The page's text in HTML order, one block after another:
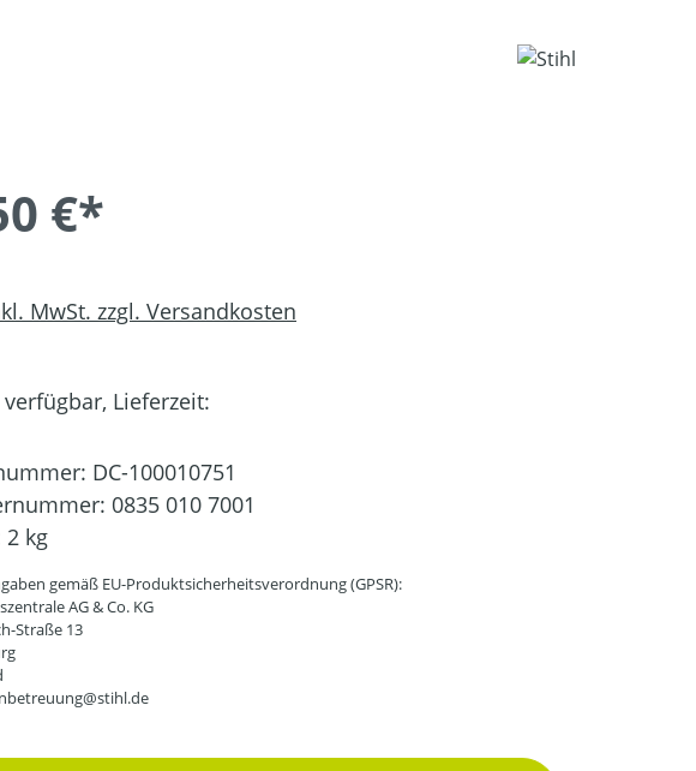
€*
MwSt. zzgl. Versandkosten
Lieferzeit:
DC-100010751
0835 010 7001
2 kg
gemäß EU-Produktsicherheitsverordnung (GPSR):
AG & Co. KG
Straße 13